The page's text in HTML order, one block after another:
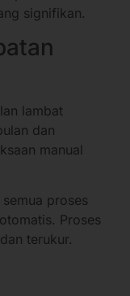
signifikan.
lambat
dan
manual
proses
Proses
terukur.